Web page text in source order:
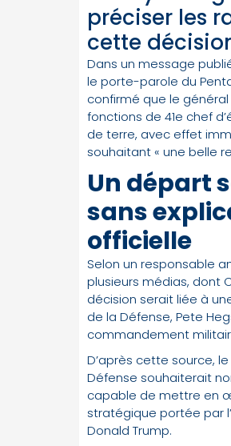
préciser les
cette
Dans un message
le porte-parole du
confirmé que le
fonctions de 41e chef
de terre, avec effet
souhaitant « une belle
Un départ
sans
officielle
Selon un responsable
plusieurs médias, dont
décision serait liée à
de la Défense, Pete
commandement
D’après cette source,
Défense souhaiterait
capable de mettre en
stratégique portée par
Donald Trump.